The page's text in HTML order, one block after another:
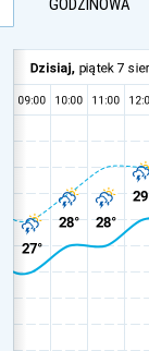
GODZINOWA